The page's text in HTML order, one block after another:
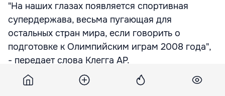
"На наших глазах появляется спортивная
супердержава, весьма пугающая для
остальных стран мира, если говорить о
подготовке к Олимпийским играм 2008 года",
- передает слова Клегга AP.
"Можно сказать, что мы все готовимся к